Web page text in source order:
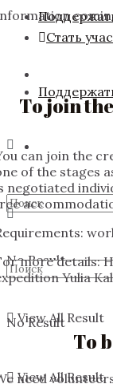
No Result
View All Result
Стать
No Result
View All Result
To join
can join the
of the stages
negotiated
more details:
Yulia
To
need